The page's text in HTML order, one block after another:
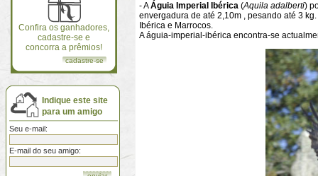
Confira os ganhadores,
cadastre-se e
concorra a prêmios!
cadastre-se
Indique este site
para um amigo
Seu e-mail:
E-mail do seu amigo:
- AÁguia Imperial Ibérica (Aquila adalberti)
envergadura de até 2,10m , pesando até 3
Ibérica e Marrocos.
A águia-imperial-ibérica encontra-se